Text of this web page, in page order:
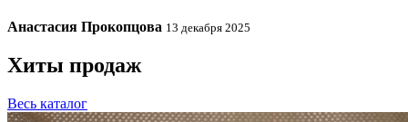
Анастасия Прокопцова 13 декабря 2025
Хиты продаж
Весь каталог